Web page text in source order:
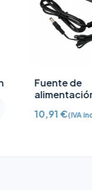
Fuente de
alimentación
10,91€(IVA